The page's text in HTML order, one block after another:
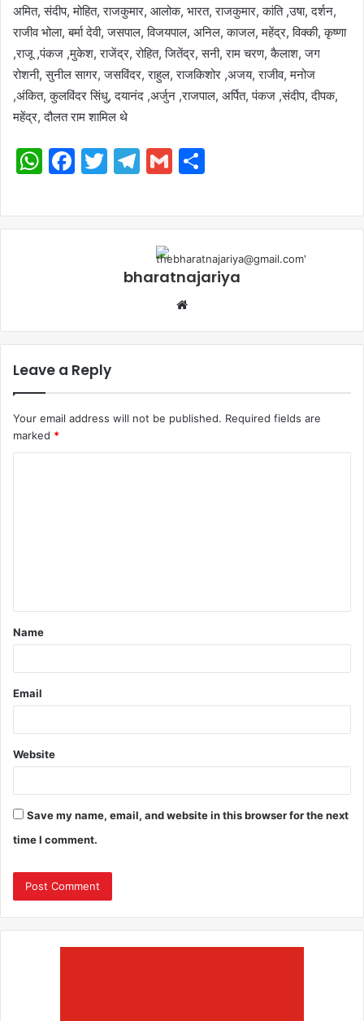
अमित, संदीप, मोहित, राजकुमार, आलोक, भारत, राजकुमार, कांति ,उषा, दर्शन,
राजीव भोला, बर्मा देवी, जसपाल, विजयपाल, अनिल, काजल, महेंद्र, विक्की, कृष्णा
,राजू ,पंकज ,मुकेश, राजेंद्र, रोहित, जितेंद्र, सनी, राम चरण, कैलाश, जग
रोशनी, सुनील सागर, जसविंदर, राहुल, राजकिशोर ,अजय, राजीव, मनोज
,अंकित, कुलविंदर सिंधु, दयानंद ,अर्जुन ,राजपाल, अर्पित, पंकज ,संदीप, दीपक,
महेंद्र, दौलत राम शामिल थे
WhatsApp
Facebook
Twitter
Telegram
Gmail
bharatnajariya
Leave a Reply
Your email address will not be published. Required fields are
marked *
Name
Email
Website
Save my name, email, and website in this browser for the next
time I comment.